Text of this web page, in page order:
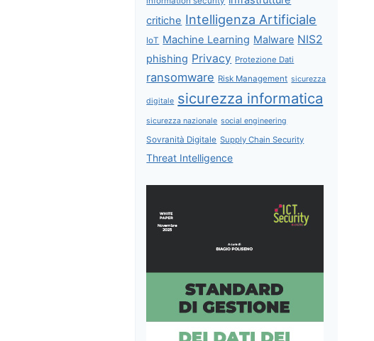
critiche Intelligenza Artificiale
IoT Machine Learning Malware NIS2
phishing Privacy Protezione Dati
ransomware Risk Management sicurezza
digitale sicurezza informatica
sicurezza nazionale social engineering
Sovranità Digitale Supply Chain Security
Threat Intelligence